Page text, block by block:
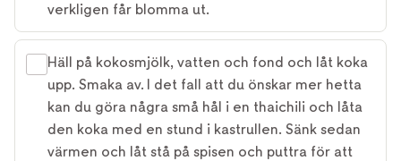
verkligen får blomma ut.
Häll på kokosmjölk, vatten och fond och låt koka
upp. Smaka av. I det fall att du önskar mer hetta
kan du göra några små hål i en thaichili och låta
den koka med en stund i kastrullen. Sänk sedan
värmen och låt stå på spisen och puttra för att